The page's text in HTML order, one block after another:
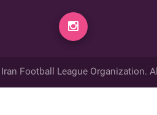
Football League Organization.